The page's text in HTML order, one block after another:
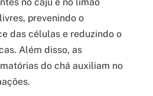
prevenindo o
das células e reduzindo o
Além disso, as
do chá auxiliam no